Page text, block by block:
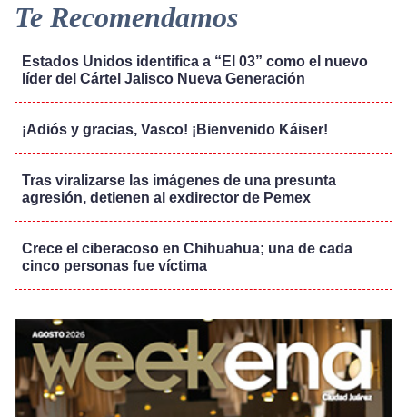
Te Recomendamos
Estados Unidos identifica a “El 03” como el nuevo
líder del Cártel Jalisco Nueva Generación
¡Adiós y gracias, Vasco! ¡Bienvenido Káiser!
Tras viralizarse las imágenes de una presunta
agresión, detienen al exdirector de Pemex
Crece el ciberacoso en Chihuahua; una de cada
cinco personas fue víctima